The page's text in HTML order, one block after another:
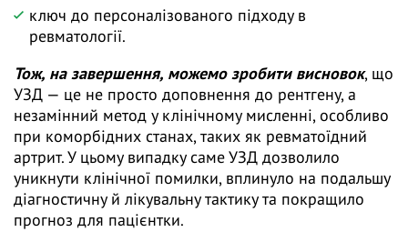
ключ до персоналізованого підходу в
ревматології.
Тож, на завершення, можемо зробити висновок, що
УЗД — це не просто доповнення до рентгену, а
незамінний метод у клінічному мисленні, особливо
при коморбідних станах, таких як ревматоїдний
артрит. У цьому випадку саме УЗД дозволило
уникнути клінічної помилки, вплинуло на подальшу
діагностичну й лікувальну тактику та покращило
прогноз для пацієнтки.